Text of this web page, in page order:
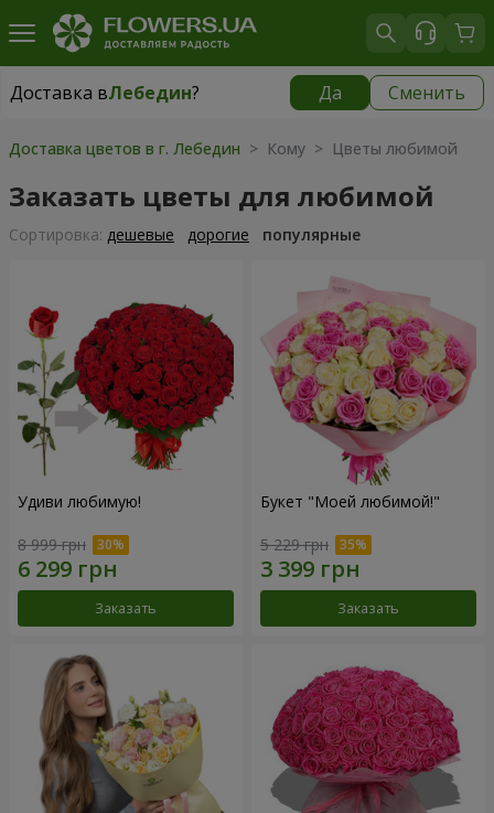
Доставка вЛебедин? Да Сменить
Доставка вЛебедин|
Доставка цветов в г. Лебедин > Кому > Цветы любимой
Заказать цветы для любимой
Cортировка: дешевые дорогие популярные
Удиви любимую!
8 999 грн
Заказать
Букет "Моей любимой!"
5 229 грн
Заказать